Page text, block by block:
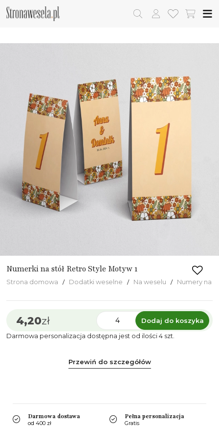
Numerki na stół Retro Style Motyw 1
Strona domowa Dodatki weselne Na weselu Numery na
4,20zł
Dodaj do koszyka
Darmowa personalizacja dostępna jest od ilości 4 szt.
Przewiń do szczegółów
Darmowa dostawa
od 400 zł
Pełna personalizacja
Gratis